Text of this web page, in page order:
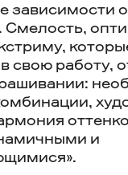
зависимости
Смелость,
свою работу,
и